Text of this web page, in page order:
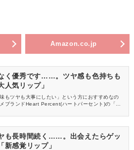
Amazon.co.jp
く優秀です……。ツヤ感も色持ちも
人気リップ」
味もツヤも大事にしたい」という方におすすめなの
ブランドHeart Percent(ハートパーセント)の「ド
りをしたような優秀アイテムです。 今回は、やわ
も長時間続く……。出会えたらゲッ
新感覚リップ」